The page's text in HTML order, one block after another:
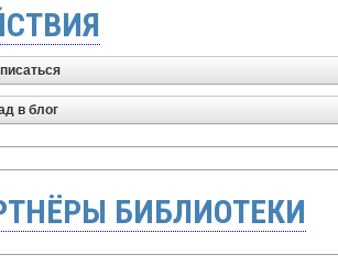
в блог
БИБЛИОТЕКИ